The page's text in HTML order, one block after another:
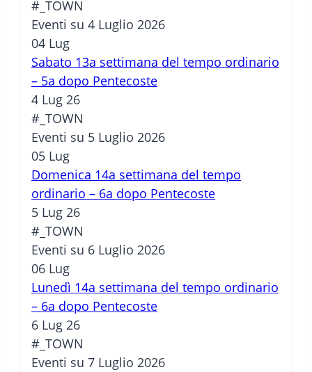
#_TOWN
Eventi su 4 Luglio 2026
04 Lug
Sabato 13a settimana del tempo ordinario
– 5a dopo Pentecoste
4 Lug 26
#_TOWN
Eventi su 5 Luglio 2026
05 Lug
Domenica 14a settimana del tempo
ordinario – 6a dopo Pentecoste
5 Lug 26
#_TOWN
Eventi su 6 Luglio 2026
06 Lug
Lunedì 14a settimana del tempo ordinario
– 6a dopo Pentecoste
6 Lug 26
#_TOWN
Eventi su 7 Luglio 2026